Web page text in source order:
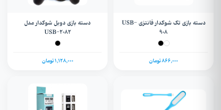
دسته بازی تک شوکدار فانتزی USB-
908
866,000 تومان
دسته بازی دوبل شوکدار مدل
USB-۲۰۸۲
1,128,000 تومان